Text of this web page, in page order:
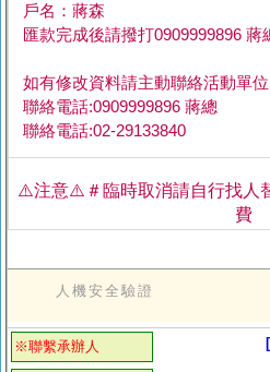
戶名：蔣森
匯款完成後請撥打0909999896 蔣
如有修改資料請主動聯絡活動單
聯絡電話:0909999896 蔣總
聯絡電話:02-29133840
⚠️注意⚠️＃臨時取消請自行找人
費
人機安全驗證
※聯繫承辦人 [